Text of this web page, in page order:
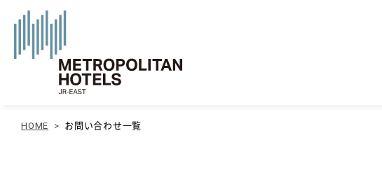
HOME > お問い合わせ一覧